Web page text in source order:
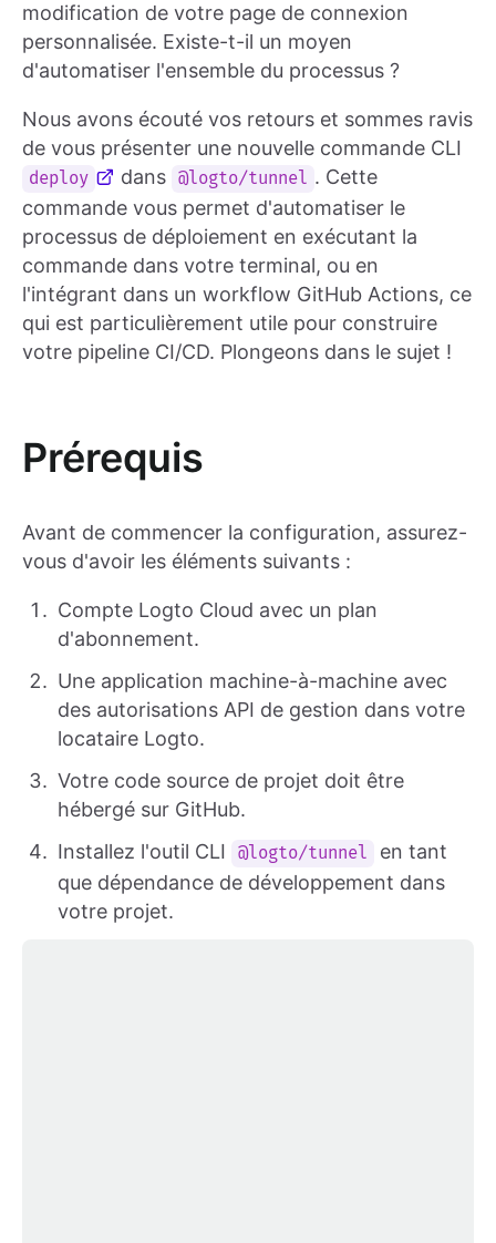
modification de votre page de connexion
personnalisée. Existe-t-il un moyen
d'automatiser l'ensemble du processus ?
Nous avons écouté vos retours et sommes ravis
de vous présenter une nouvelle commande CLI
deploy dans @logto/tunnel . Cette
commande vous permet d'automatiser le
processus de déploiement en exécutant la
commande dans votre terminal, ou en
l'intégrant dans un workflow GitHub Actions, ce
qui est particulièrement utile pour construire
votre pipeline CI/CD. Plongeons dans le sujet !
Prérequis
Avant de commencer la configuration, assurez-
vous d'avoir les éléments suivants :
Compte Logto Cloud avec un plan
d'abonnement.
Une application machine-à-machine avec
des autorisations API de gestion dans votre
locataire Logto.
Votre code source de projet doit être
hébergé sur GitHub.
Installez l'outil CLI
@logto/tunnel
en tant
que dépendance de développement dans
votre projet.